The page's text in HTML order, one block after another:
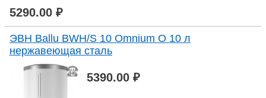
5290.00 ₽
ЭВН Ballu BWH/S 10 Omnium O 10 л
нержавеющая сталь
5390.00 ₽